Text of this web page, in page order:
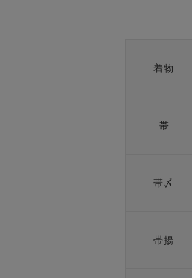
着物
帯
帯〆
帯揚